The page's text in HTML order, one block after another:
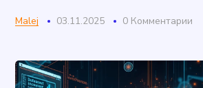
Malej 03.11.2025 0 Комментарии